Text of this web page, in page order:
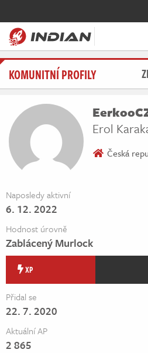
Magazín
Videa
Soutěže
Komunita
Redakce
Živě
KOMUNITNÍ PROFILY
Erol
Česká
Naposledy aktivní
6. 12. 2022
Hodnost úrovně
Zablácený Murlock
XP
Přidal se
22. 7. 2020
Aktuální AP
2 865